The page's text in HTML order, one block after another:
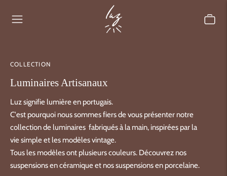
COLLECTION
Luminaires Artisanaux
Luz signifie lumière en portugais.
C'est pourquoi nous sommes fiers de vous présenter notre
collection de luminaires fabriqués à la main, inspirées par la
vie simple et les modèles vintage.
Tous les modèles ont plusieurs couleurs. Découvrez nos
suspensions en céramiqueet nossuspensions en porcelaine.